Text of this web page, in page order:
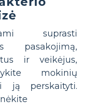
suprasti
pasakojimą,
ir veikėjus,
mokinių
ją perskaityti.